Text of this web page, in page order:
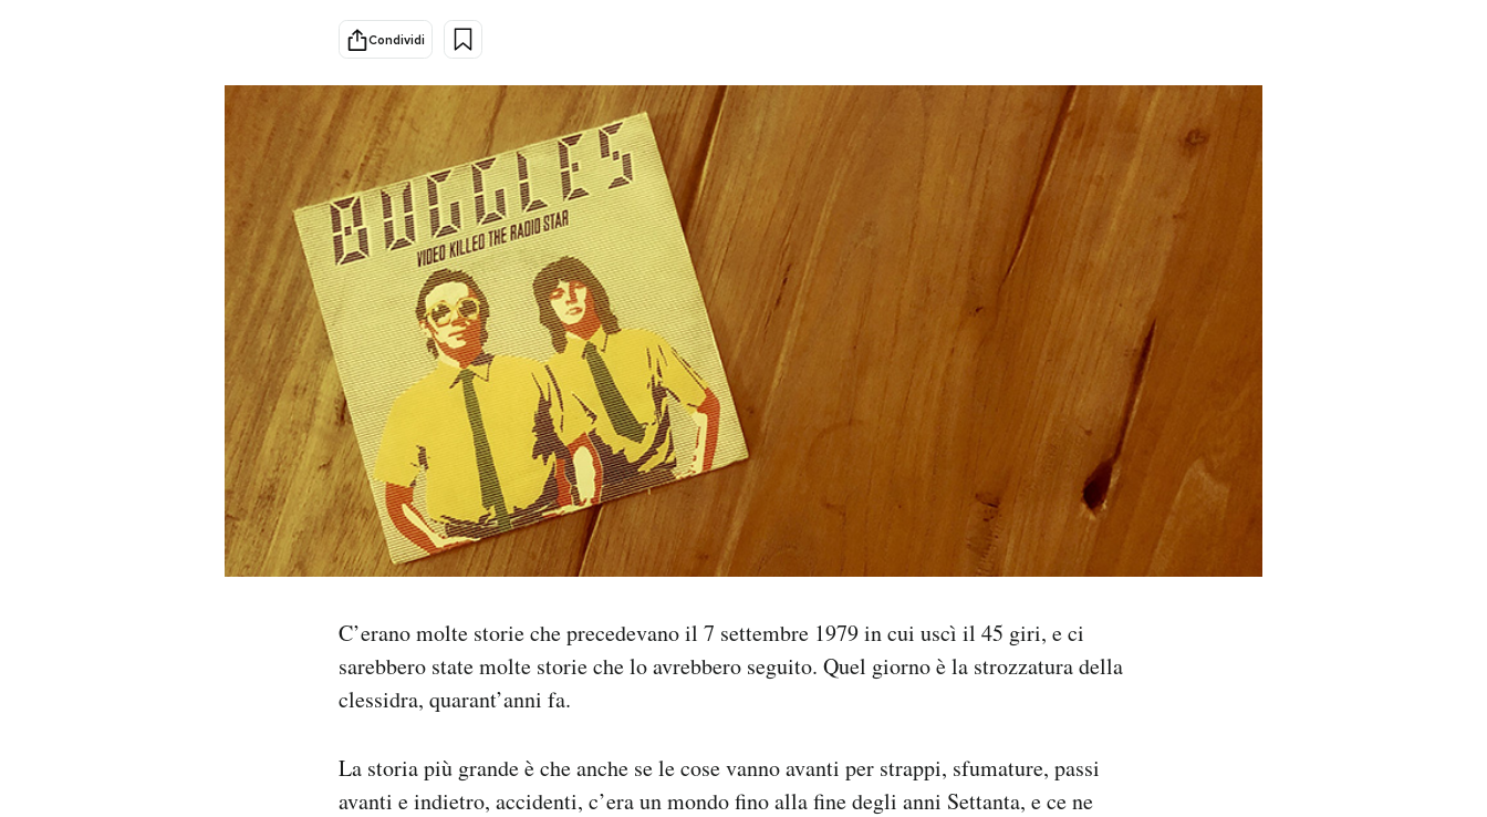
AREA PERSONALE
Condividi
C’erano molte storie che precedevano il 7 settembre 1979 in cui uscì il 45 giri, e ci
sarebbero state molte storie che lo avrebbero seguito. Quel giorno è la strozzatura della
clessidra, quarant’anni fa.
La storia più grande è che anche se le cose vanno avanti per strappi, sfumature, passi
avanti e indietro, accidenti, c’era un mondo fino alla fine degli anni Settanta, e ce ne